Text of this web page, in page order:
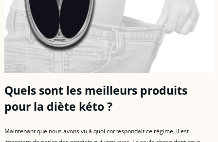
Quels sont les meilleurs produits
pour la diète kéto ?
Maintenant que nous avons vu à quoi correspondait ce régime, il est